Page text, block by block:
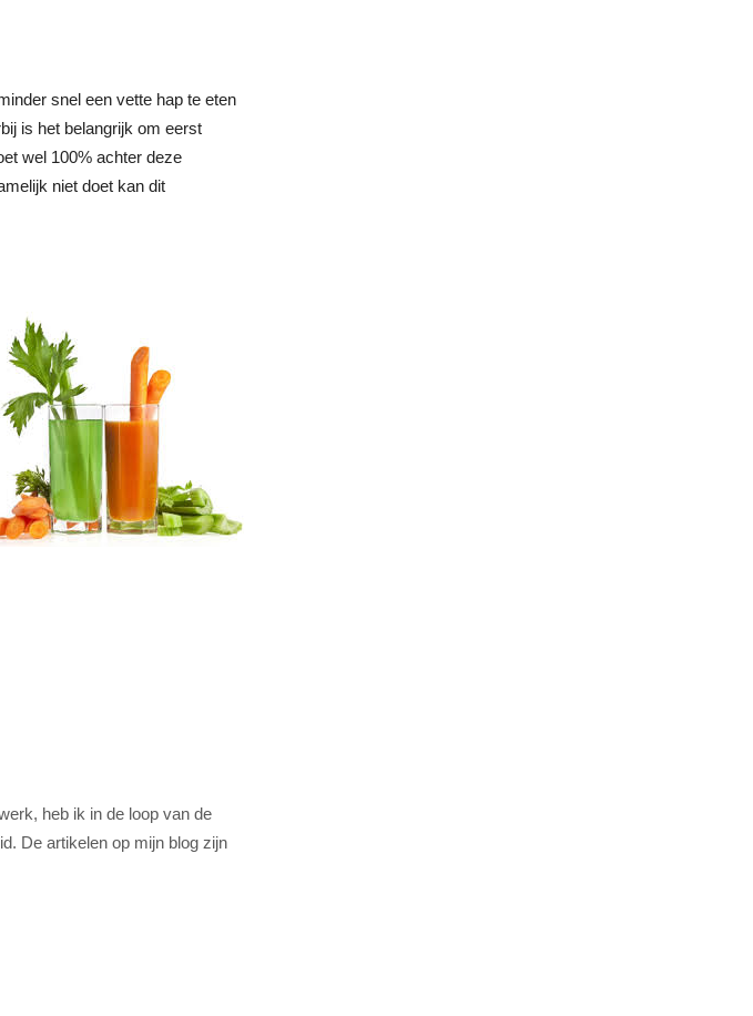
snel een vette hap te eten
is het belangrijk om eerst
wel 100% achter deze
niet doet kan dit
heb ik in de loop van de
De artikelen op mijn blog zijn